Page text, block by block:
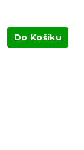
Do Košíku